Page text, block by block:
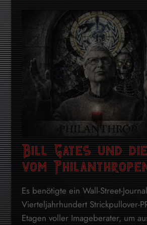
Bill Gates und
vom
Es benötigte ein Wall-Street-
Vierteljahrhundert Strickpullover-
Etagen voller Imageberater, um